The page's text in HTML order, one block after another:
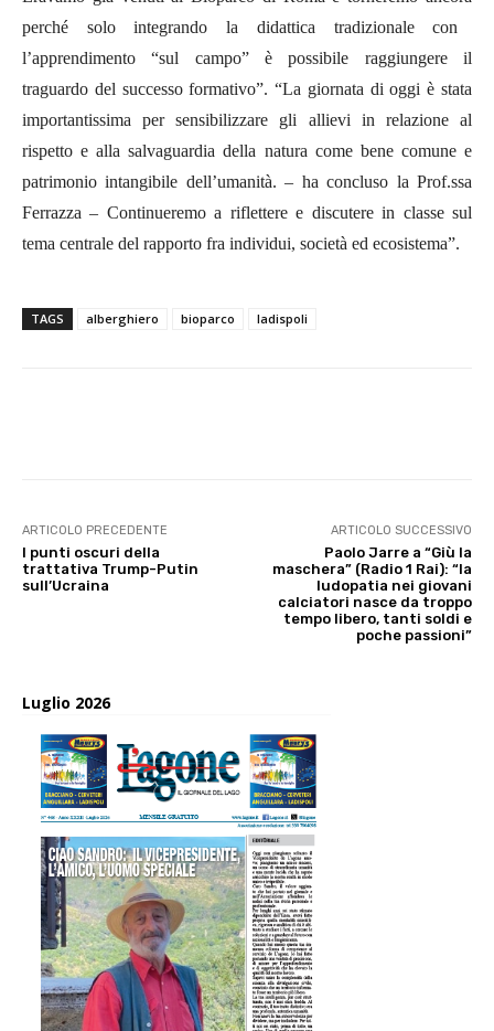
perché solo integrando la didattica tradizionale con
l’apprendimento “sul campo” è possibile raggiungere il
traguardo del successo formativo”. “La giornata di oggi è stata
importantissima per sensibilizzare gli allievi in relazione al
rispetto e alla salvaguardia della natura come bene comune e
patrimonio intangibile dell’umanità. – ha concluso la Prof.ssa
Ferrazza – Continueremo a riflettere e discutere in classe sul
tema centrale del rapporto fra individui, società ed ecosistema”.
TAGS alberghiero bioparco ladispoli
ARTICOLO PRECEDENTE
I punti oscuri della
trattativa Trump-Putin
sull’Ucraina
ARTICOLO SUCCESSIVO
Paolo Jarre a “Giù la
maschera” (Radio 1 Rai): “la
ludopatia nei giovani
calciatori nasce da troppo
tempo libero, tanti soldi e
poche passioni”
Luglio 2026